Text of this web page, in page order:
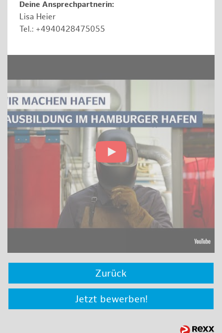
Deine Ansprechpartnerin:
Lisa Heier
Tel.: +4940428475055
Zurück
Jetzt bewerben!